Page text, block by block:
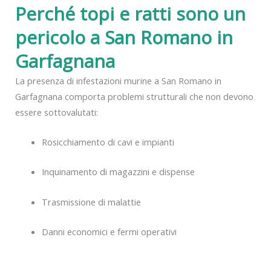
Perché topi e ratti sono un
pericolo a San Romano in
Garfagnana
La presenza di infestazioni murine a San Romano in
Garfagnana comporta problemi strutturali che non devono
essere sottovalutati:
Rosicchiamento di cavi e impianti
Inquinamento di magazzini e dispense
Trasmissione di malattie
Danni economici e fermi operativi